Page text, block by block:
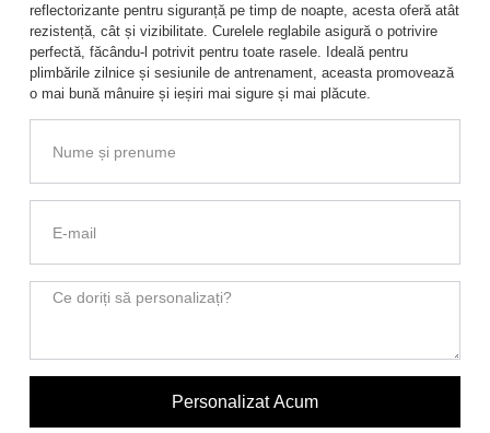
reflectorizante pentru siguranță pe timp de noapte, acesta oferă atât
rezistență, cât și vizibilitate. Curelele reglabile asigură o potrivire
perfectă, făcându-l potrivit pentru toate rasele. Ideală pentru
plimbările zilnice și sesiunile de antrenament, aceasta promovează
o mai bună mânuire și ieșiri mai sigure și mai plăcute.
Personalizat Acum